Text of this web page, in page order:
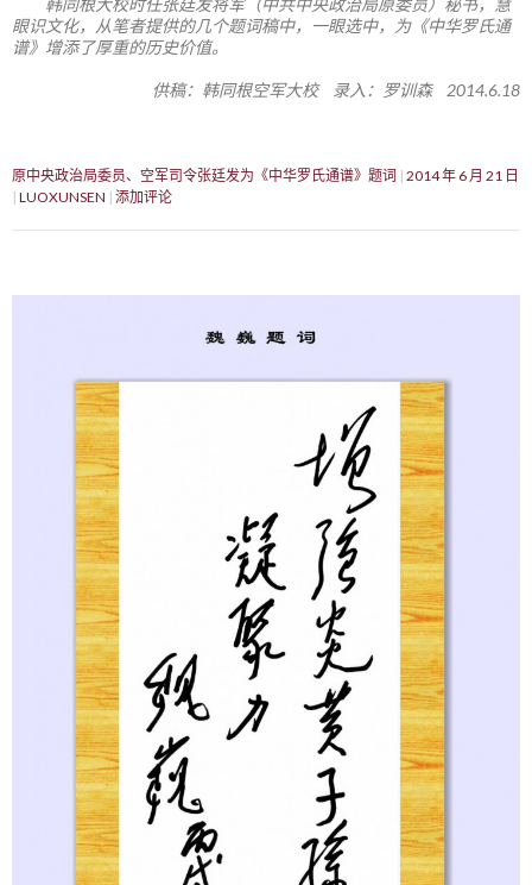
韩同根大校时任张廷发将军（中共中央政治局原委员）秘书，慧
眼识文化，从笔者提供的几个题词稿中，一眼选中，为《中华罗氏通
谱》增添了厚重的历史价值。
供稿：韩同根空军大校 录入：罗训森 2014.6.18
原中央政治局委员、空军司令张廷发为《中华罗氏通谱》题词 2014 年 6 月 21 日
LUOXUNSEN 添加评论